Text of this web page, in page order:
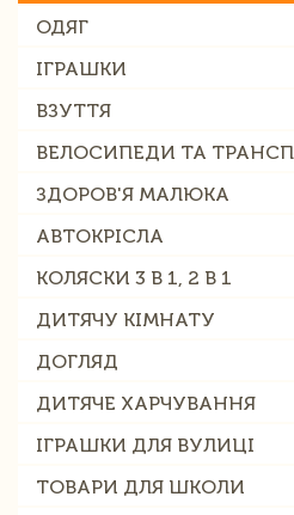
ОДЯГ
ІГРАШКИ
ВЗУТТЯ
ВЕЛОСИПЕДИ ТА
ЗДОРОВ'Я МАЛЮКА
АВТОКРІСЛА
КОЛЯСКИ 3 В 1, 2 В 1
ДИТЯЧУ КІМНАТУ
ДОГЛЯД
ДИТЯЧЕ ХАРЧУВАННЯ
ІГРАШКИ ДЛЯ ВУЛИЦІ
ТОВАРИ ДЛЯ ШКОЛИ